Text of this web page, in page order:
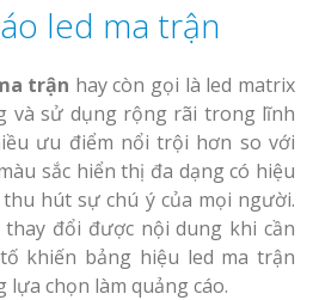
led ma trận
trận hay còn gọi là led matrix
và sử dụng rộng rãi trong lĩnh
ưu điểm nổi trội hơn so với
sắc hiển thị đa dạng có hiệu
hút sự chú ý của mọi người.
đổi được nội dung khi cần
khiến bảng hiệu led ma trận
chọn làm quảng cáo.